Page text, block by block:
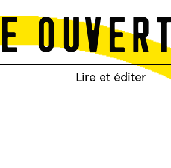
Lire et éditer